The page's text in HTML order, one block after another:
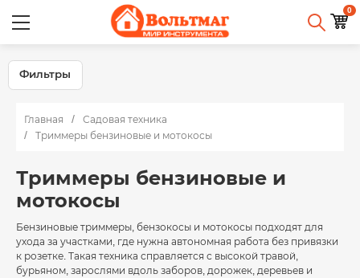
0
Фильтры
Главная
Садовая техника
Триммеры бензиновые и мотокосы
Триммеры бензиновые и
мотокосы
Бензиновые триммеры, бензокосы и мотокосы подходят для
ухода за участками, где нужна автономная работа без привязки
к розетке. Такая техника справляется с высокой травой,
бурьяном, зарослями вдоль заборов, дорожек, деревьев и